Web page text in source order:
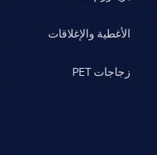
الأغطية والإغلاقات
زجاجات PET